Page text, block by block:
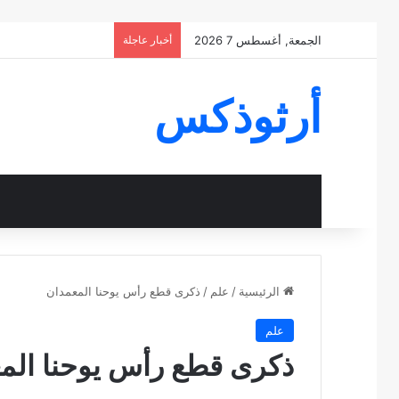
الجمعة, أغسطس 7 2026 أخبار عاجلة
أرثوذكس
الرئيسية / علم / ذكرى قطع رأس يوحنا المعمدان
علم
ذكرى قطع رأس يوحنا